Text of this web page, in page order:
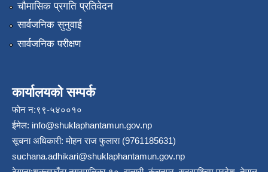
चौमासिक प्रगति प्रतिवेदन
सार्वजनिक सुनुवाई
सार्वजनिक परीक्षण
कार्यालयको सम्पर्क
फोन न:९९-५४००१०
ईमेल: info@shuklaphantamun.gov.np
सूचना अधिकारी: मोहन राज फुलारा (9761185631)
suchana.adhikari@shuklaphantamun.gov.np